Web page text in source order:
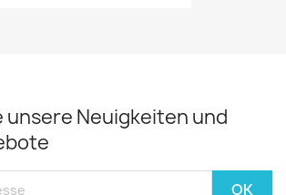
unsere Neuigkeiten und